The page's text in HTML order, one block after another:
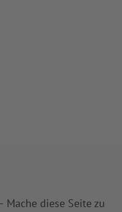
diese Seite zu